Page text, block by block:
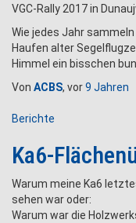
VGC-Rally 2017 in
Wie jedes Jahr
Haufen alter
Himmel ein bisschen
Von ACBS, vor9 Jahren
Berichte
Ka6-
Warum meine Ka6
sehen war oder:
Warum war die